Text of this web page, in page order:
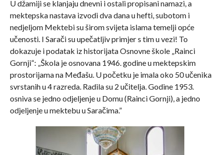
U džamiji se klanjaju dnevni i ostali propisani namazi, a
mektepska nastava izvodi dva dana u hefti, subotom i
nedjeljom Mektebi su širom svijeta islama temelji opće
učenosti. I Sarači su upečatljiv primjer s tim u vezi! To
dokazuje i podatak iz historijata Osnovne škole „Rainci
Gornji“: „Škola je osnovana 1946. godine u mektepskim
prostorijama na Međašu. U početku je imala oko 50 učenika
svrstanih u 4 razreda. Radila su 2 učitelja. Godine 1953.
osniva se jedno odjeljenje u Domu (Rainci Gornji), a jedno
odjeljenje u mektebu u Saračima.”